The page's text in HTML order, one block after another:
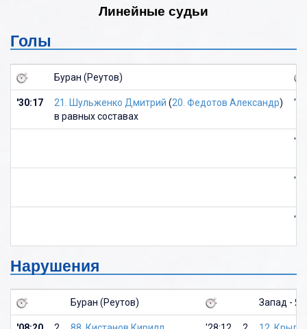
Линейные судьи
Голы
Буран (Реутов)
'30:17 21. Шульженко Дмитрий (20. Федотов Александр)
в равных составах
Нарушения
Буран (Реутов) Запад -